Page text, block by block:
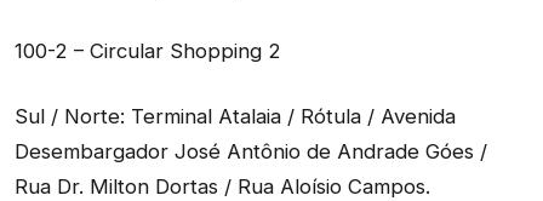
100-2 – Circular Shopping 2
Sul / Norte: Terminal Atalaia / Rótula / Avenida
Desembargador José Antônio de Andrade Góes /
Rua Dr. Milton Dortas / Rua Aloísio Campos.